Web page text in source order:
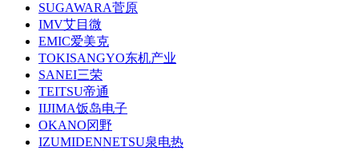
SUGAWARA菅原
IMV艾目微
EMIC爱美克
TOKISANGYO东机产业
SANEI三荣
TEITSU帝通
IIJIMA饭岛电子
OKANO冈野
IZUMIDENNETSU泉电热